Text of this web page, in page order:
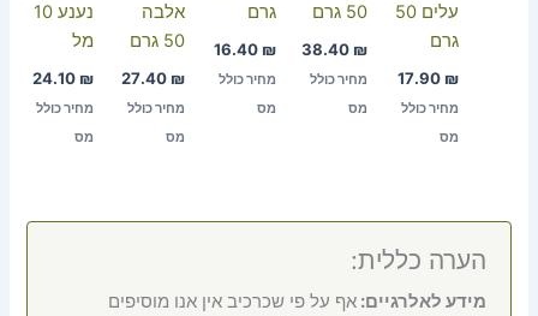
עלים 50
גרם
17.90 ₪
מחיר כולל
מס
50 גרם
38.40 ₪
מחיר כולל
מס
גרם
16.40 ₪
מחיר כולל
מס
אלבה
50 גרם
27.40 ₪
מחיר כולל
מס
נענע 10
מל
24.10 ₪
מחיר כולל
מס
הערה כללית:
מידע לאלרגיים:אף על פי שכרכיב אין אנו מוסיפים